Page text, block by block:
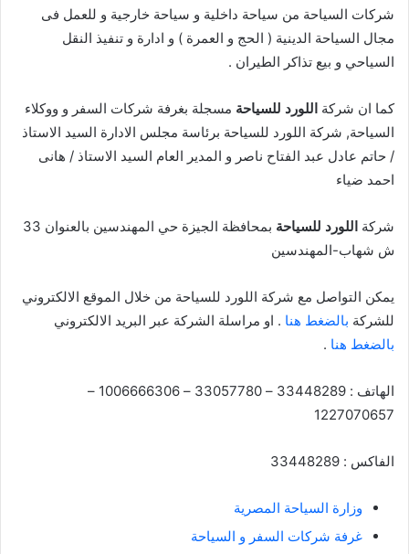
شركات السياحة من سياحة داخلية و سياحة خارجية و للعمل فى
مجال السياحة الدينية ( الحج و العمرة ) و ادارة و تنفيذ النقل
السياحي و بيع تذاكر الطيران .
كما ان شركة اللورد للسياحة مسجلة بغرفة شركات السفر و ووكلاء
السياحة, شركة اللورد للسياحة برئاسة مجلس الادارة السيد الاستاذ
/ حاتم عادل عبد الفتاح ناصر و المدير العام السيد الاستاذ / هانى
احمد ضياء
شركة اللورد للسياحة
بمحافظة الجيزة حي المهندسين بالعنوان 33
ش شهاب-المهندسين
يمكن التواصل مع شركة اللورد للسياحة من خلال الموقع الالكتروني
للشركة بالضغط هنا . او مراسلة الشركة عبر البريد الالكتروني
بالضغط هنا .
الهاتف : 33448289 – 33057780 – 1006666306 –
1227070657
الفاكس : 33448289
وزارة السياحة المصرية
غرفة شركات السفر و السياحة